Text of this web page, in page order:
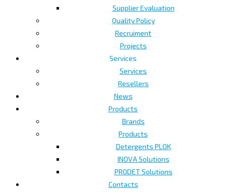
Supplier Evaluation
Quality Policy
Recruiment
Projects
Services
Services
Resellers
News
Products
Brands
Products
Detergents PLOK
INOVA Solutions
PRODET Solutions
Contacts